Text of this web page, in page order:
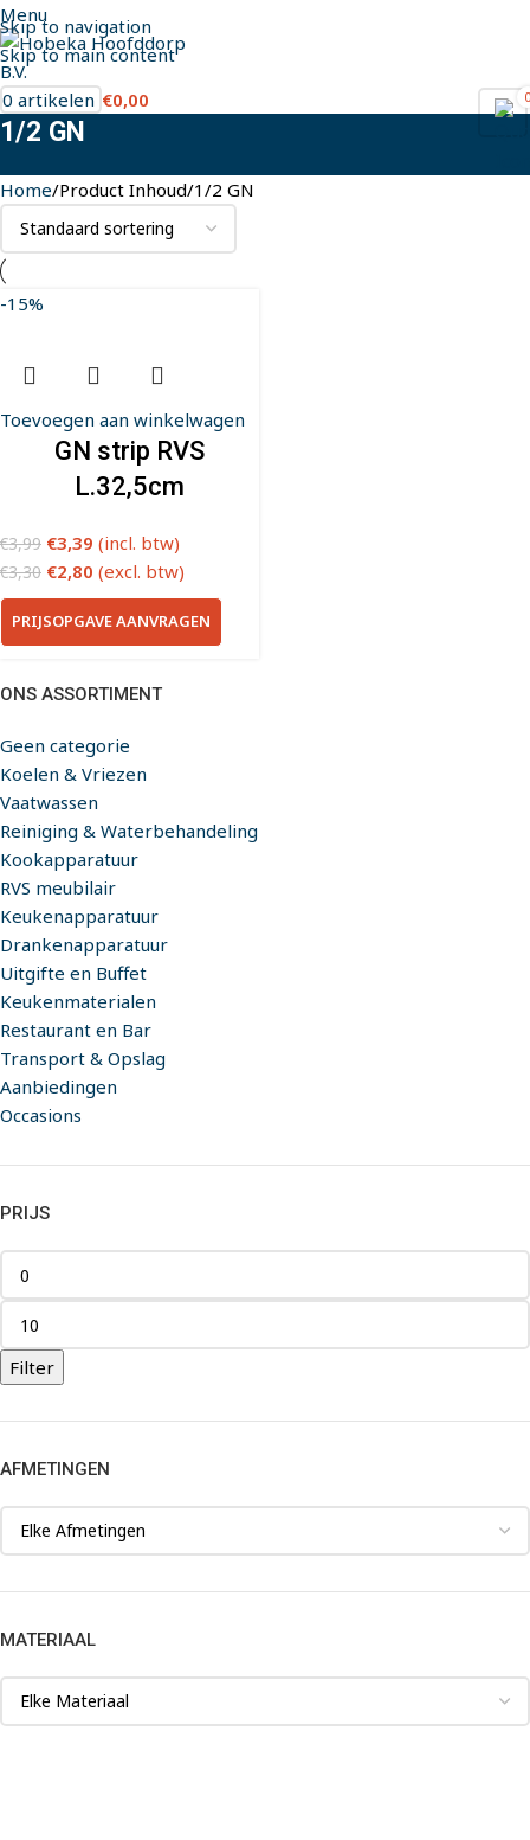
Skip to navigation
Skip to main content
Menu
0
0 artikelen €0,00
1/2 GN
ONS ASSORTIMENT
Geen categorie
Koelen & Vriezen
Vaatwassen
Reiniging & Waterbehandeling
Kookapparatuur
RVS meubilair
Keukenapparatuur
Drankenapparatuur
Uitgifte en Buffet
Keukenmaterialen
Restaurant en Bar
Transport & Opslag
Aanbiedingen
Occasions
PRIJS
Filter
AFMETINGEN
MATERIAAL
Home Product Inhoud 1/2 GN
-15%
Toevoegen aan winkelwagen
GN strip RVS
L.32,5cm
€3,99 €3,39 (incl. btw)
€3,30 €2,80 (excl. btw)
PRIJSOPGAVE AANVRAGEN